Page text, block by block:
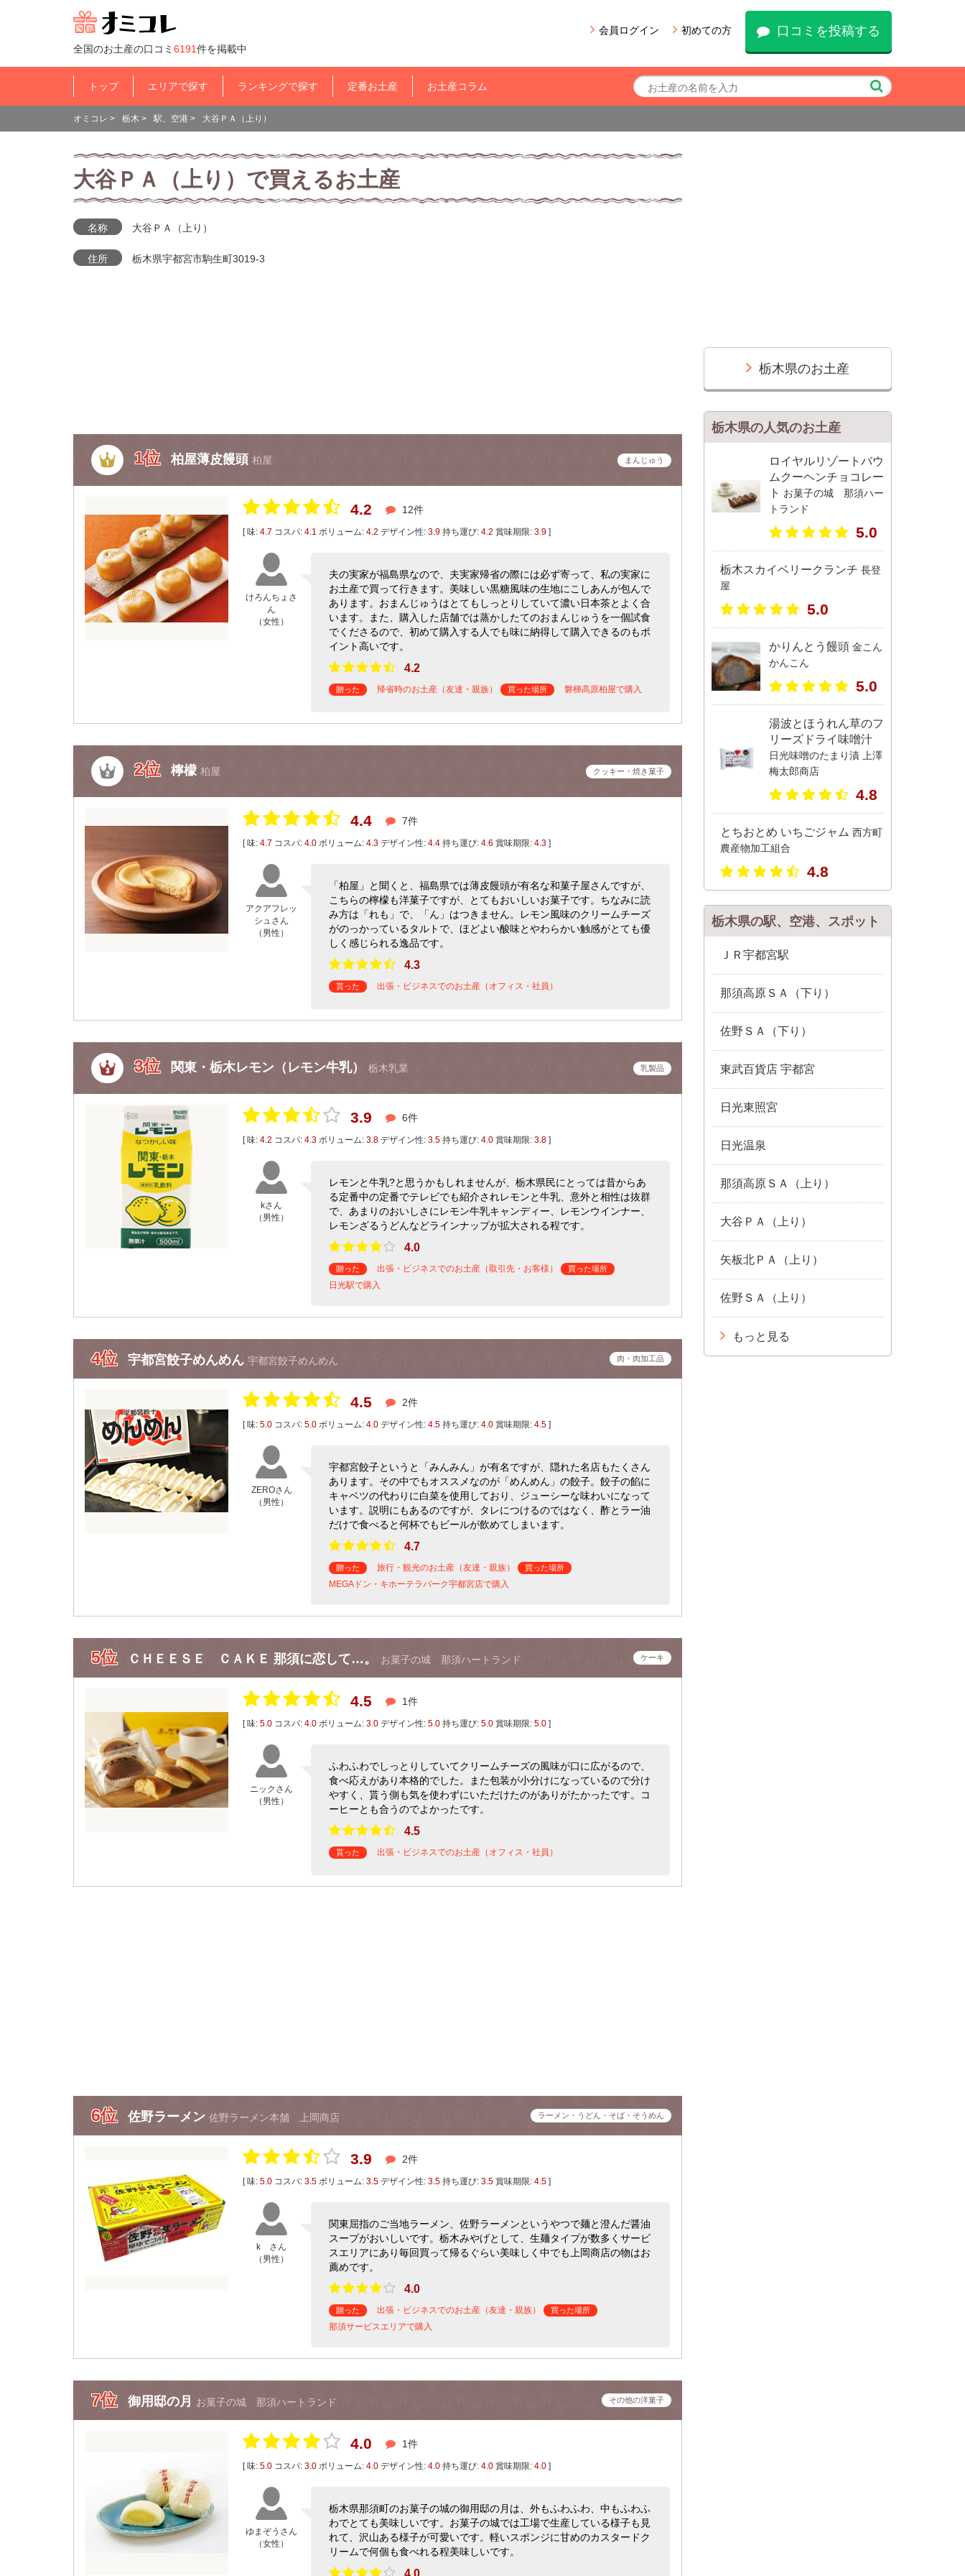
全国のお土産の口コミ 6191件を掲載中
会員ログイン 初めての方 口コミを投稿する
トップ エリアで探す ランキングで探す 定番お土産 お土産コラム
オミコレ > 栃木 > 駅、空港 > 大谷ＰＡ（上り）
大谷ＰＡ（上り）で買えるお土産
名称 大谷ＰＡ（上り）
住所 栃木県宇都宮市駒生町3019-3
1位 柏屋薄皮饅頭 柏屋 まんじゅう
4.2 12件
[ 味: 4.7 コスパ: 4.1 ボリューム: 4.2 デザイン性: 3.9 持ち運び: 4.2 賞味期限: 3.9 ]
けろんちょさ
ん
（女性）
夫の実家が福島県なので、夫実家帰省の際には必ず寄って、私の実家に
お土産で買って行きます。美味しい黒糖風味の生地にこしあんが包んで
あります。おまんじゅうはとてもしっとりしていて濃い日本茶とよく合
います。また、購入した店舗では蒸かしたてのおまんじゅうを一個試食
でくださるので、初めて購入する人でも味に納得して購入できるのもポ
イント高いです。
4.2
贈った 帰省時のお土産（友達・親族） 買った場所 磐梯高原柏屋で購入
2位 檸檬 柏屋 クッキー・焼き菓子
4.4 7件
[ 味: 4.7 コスパ: 4.0 ボリューム: 4.3 デザイン性: 4.4 持ち運び: 4.6 賞味期限: 4.3 ]
アクアフレッ
シュさん
（男性）
「柏屋」と聞くと、福島県では薄皮饅頭が有名な和菓子屋さんですが、
こちらの檸檬も洋菓子ですが、とてもおいしいお菓子です。ちなみに読
み方は「れも」で、「ん」はつきません。レモン風味のクリームチーズ
がのっかっているタルトで、ほどよい酸味とやわらかい触感がとても優
しく感じられる逸品です。
4.3
貰った 出張・ビジネスでのお土産（オフィス・社員）
3位 関東・栃木レモン（レモン牛乳） 栃木乳業 乳製品
3.9 6件
[ 味: 4.2 コスパ: 4.3 ボリューム: 3.8 デザイン性: 3.5 持ち運び: 4.0 賞味期限: 3.8 ]
kさん
（男性）
レモンと牛乳?と思うかもしれませんが、栃木県民にとっては昔からあ
る定番中の定番でテレビでも紹介されレモンと牛乳、意外と相性は抜群
で、あまりのおいしさにレモン牛乳キャンディー、レモンウインナー、
レモンざるうどんなどラインナップが拡大される程です。
4.0
贈った 出張・ビジネスでのお土産（取引先・お客様） 買った場所
日光駅で購入
4位 宇都宮餃子めんめん 宇都宮餃子めんめん 肉・肉加工品
4.5 2件
[ 味: 5.0 コスパ: 5.0 ボリューム: 4.0 デザイン性: 4.5 持ち運び: 4.0 賞味期限: 4.5 ]
ZEROさん
（男性）
宇都宮餃子というと「みんみん」が有名ですが、隠れた名店もたくさん
あります。その中でもオススメなのが「めんめん」の餃子。餃子の餡に
キャベツの代わりに白菜を使用しており、ジューシーな味わいになって
います。説明にもあるのですが、タレにつけるのではなく、酢とラー油
だけで食べると何杯でもビールが飲めてしまいます。
4.7
贈った 旅行・観光のお土産（友達・親族） 買った場所
MEGAドン・キホーテラパーク宇都宮店で購入
5位 ＣＨＥＥＳＥ ＣＡＫＥ 那須に恋して…。 お菓子の城 那須ハートランド ケーキ
4.5 1件
[ 味: 5.0 コスパ: 4.0 ボリューム: 3.0 デザイン性: 5.0 持ち運び: 5.0 賞味期限: 5.0 ]
ニックさん
（男性）
ふわふわでしっとりしていてクリームチーズの風味が口に広がるので、
食べ応えがあり本格的でした。また包装が小分けになっているので分け
やすく、貰う側も気を使わずにいただけたのがありがたかったです。コ
ーヒーとも合うのでよかったです。
4.5
貰った 出張・ビジネスでのお土産（オフィス・社員）
6位 佐野ラーメン 佐野ラーメン本舗 上岡商店 ラーメン・うどん・そば・そうめん
3.9 2件
[ 味: 5.0 コスパ: 3.5 ボリューム: 3.5 デザイン性: 3.5 持ち運び: 3.5 賞味期限: 4.5 ]
k さん
（男性）
関東屈指のご当地ラーメン、佐野ラーメンというやつで麺と澄んだ醤油
スープがおいしいです。栃木みやげとして、生麺タイプが数多くサービ
スエリアにあり毎回買って帰るぐらい美味しく中でも上岡商店の物はお
薦めです。
4.0
贈った 出張・ビジネスでのお土産（友達・親族） 買った場所
那須サービスエリアで購入
7位 御用邸の月 お菓子の城 那須ハートランド その他の洋菓子
4.0 1件
[ 味: 5.0 コスパ: 3.0 ボリューム: 4.0 デザイン性: 4.0 持ち運び: 4.0 賞味期限: 4.0 ]
ゆまぞうさん
（女性）
栃木県那須町のお菓子の城の御用邸の月は、外もふわふわ、中もふわふ
わでとても美味しいです。お菓子の城では工場で生産している様子も見
れて、沢山ある様子が可愛いです。軽いスポンジに甘めのカスタードク
リームで何個も食べれる程美味しいです。
4.0
栃木県のお土産
栃木県の人気のお土産
ロイヤルリゾートバウ
ムクーヘンチョコレー
ト お菓子の城 那須ハー
トランド
5.0
栃木スカイベリークランチ 長登
屋
5.0
かりんとう饅頭 金こん
かんこん
5.0
湯波とほうれん草のフ
リーズドライ味噌汁
日光味噌のたまり漬 上澤
梅太郎商店
4.8
とちおとめ いちごジャム 西方町
農産物加工組合
4.8
栃木県の駅、空港、スポット
ＪＲ宇都宮駅
那須高原ＳＡ（下り）
佐野ＳＡ（下り）
東武百貨店 宇都宮
日光東照宮
日光温泉
那須高原ＳＡ（上り）
大谷ＰＡ（上り）
矢板北ＰＡ（上り）
佐野ＳＡ（上り）
もっと見る